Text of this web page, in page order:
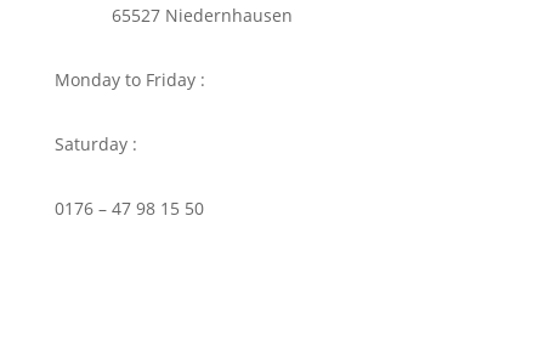
65527 Niedernhausen
Monday to Friday :
Saturday :
0176 – 47 98 15 50